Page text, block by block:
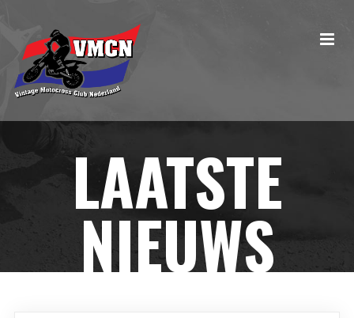
LAATSTE
NIEUWS